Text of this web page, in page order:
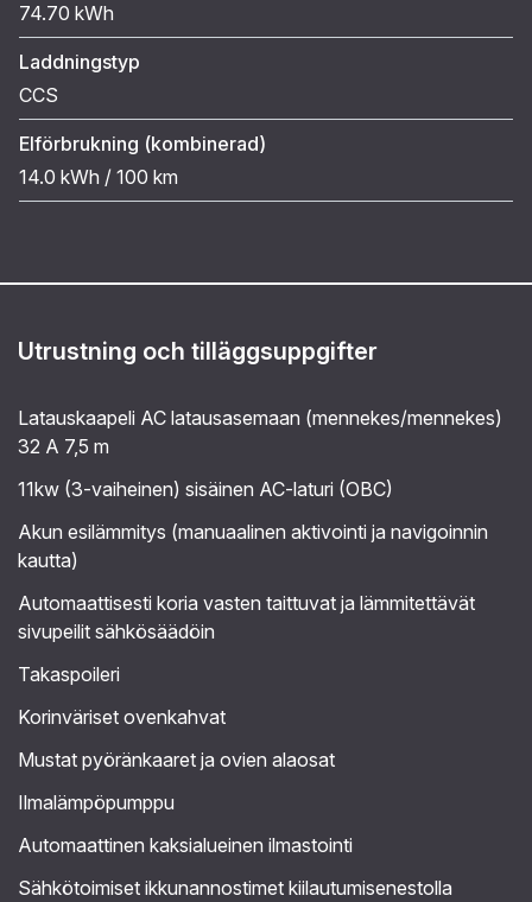
74.70 kWh
Laddningstyp
CCS
Elförbrukning (kombinerad)
14.0 kWh / 100 km
Utrustning och tilläggsuppgifter
Latauskaapeli AC latausasemaan (mennekes/mennekes)
32 A 7,5 m
11kw (3-vaiheinen) sisäinen AC-laturi (OBC)
Akun esilämmitys (manuaalinen aktivointi ja navigoinnin
kautta)
Automaattisesti koria vasten taittuvat ja lämmitettävät
sivupeilit sähkösäädöin
Takaspoileri
Korinväriset ovenkahvat
Mustat pyöränkaaret ja ovien alaosat
Ilmalämpöpumppu
Automaattinen kaksialueinen ilmastointi
Sähkötoimiset ikkunannostimet kiilautumisenestolla